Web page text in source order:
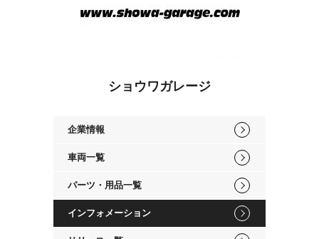
ショウワガレージ
企業情報
車両一覧
パーツ・用品一覧
インフォメーション